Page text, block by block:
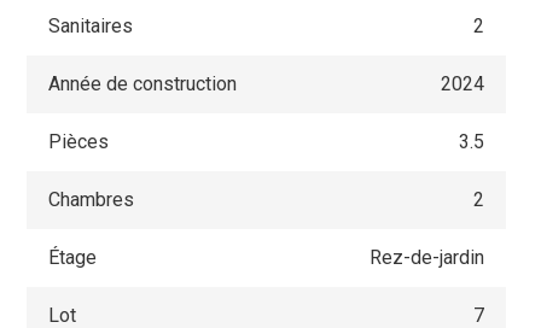
Sanitaires 2
Année de construction 2024
Pièces 3.5
Chambres 2
Étage Rez-de-jardin
Lot 7